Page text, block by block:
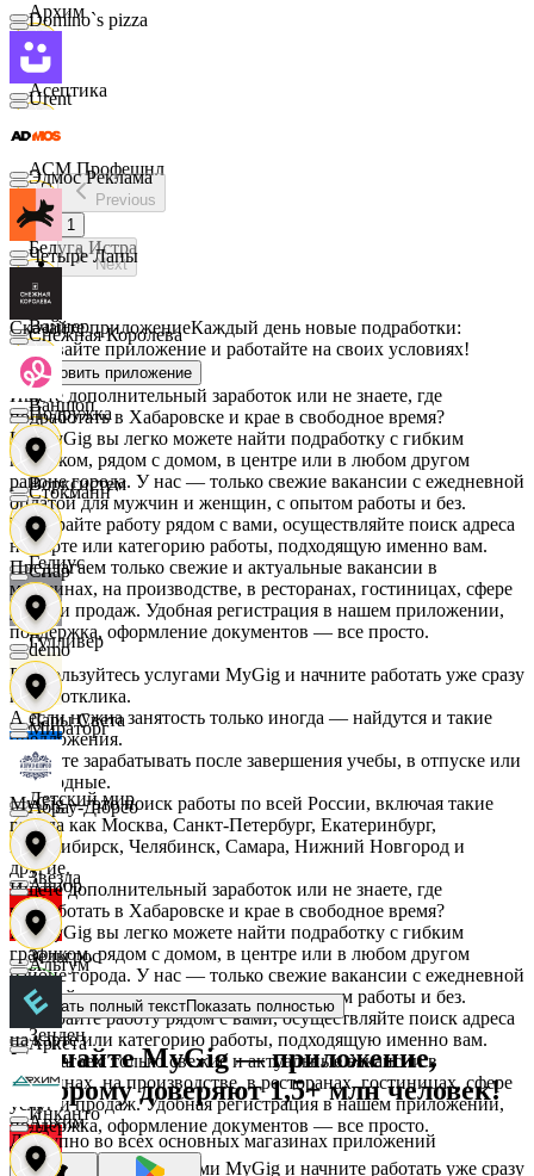
Архим
Асептика
АСМ Профешнл
Белуга Истра
Вайнер
Ваншоп
Ворксистем
Гелиус
Гулливер
Дары Света
Детский мир
Звезда
Зельгрос
Зенден
Инканто
Domino`s pizza
Urent
Эдмос Реклама
Четыре Лапы
Снежная Королева
Подружка
Стокманн
Cпар
demo
Мираторг
Абрау-Дюрсо
Авиор
Альтум
Аркета
Архим
Previous
1
Next
Скачайте приложениеКаждый день новые подработки:
скачивайте приложение и работайте на своих условиях!
Установить приложение
Ищете дополнительный заработок или не знаете, где
подработать в Хабаровске и крае в свободное время?
На MyGig вы легко можете найти подработку с гибким
графиком, рядом с домом, в центре или в любом другом
районе города. У нас — только свежие вакансии с ежедневной
оплатой для мужчин и женщин, с опытом работы и без.
Выбирайте работу рядом с вами, осуществляйте поиск адреса
на карте или категорию работы, подходящую именно вам.
Предлагаем только свежие и актуальные вакансии в
магазинах, на производстве, в ресторанах, гостиницах, сфере
услуг и продаж. Удобная регистрация в нашем приложении,
поддержка, оформление документов — все просто.
Воспользуйтесь услугами MyGig и начните работать уже сразу
после отклика.
А если нужна занятость только иногда — найдутся и такие
предложения.
Начните зарабатывать после завершения учебы, в отпуске или
в выходные.
MyGig — это поиск работы по всей России, включая такие
города как Москва, Санкт-Петербург, Екатеринбург,
Новосибирск, Челябинск, Самара, Нижний Новгород и
другие.
Ищете дополнительный заработок или не знаете, где
подработать в Хабаровске и крае в свободное время?
На MyGig вы легко можете найти подработку с гибким
графиком, рядом с домом, в центре или в любом другом
районе города. У нас — только свежие вакансии с ежедневной
оплатой для мужчин и женщин, с опытом работы и без.
Выбирайте работу рядом с вами, осуществляйте поиск адреса
на карте или категорию работы, подходящую именно вам.
Предлагаем только свежие и актуальные вакансии в
магазинах, на производстве, в ресторанах, гостиницах, сфере
услуг и продаж. Удобная регистрация в нашем приложении,
поддержка, оформление документов — все просто.
Воспользуйтесь услугами MyGig и начните работать уже сразу
Показать полный текстПоказать полностью
Скачайте MyGig — приложение,
которому доверяют 1,5+ млн человек!
Доступно во всех основных магазинах приложений